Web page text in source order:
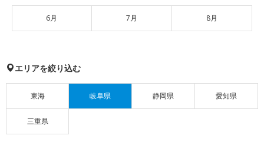
6月 7月 8月
エリアを絞り込む
東海 岐阜県 静岡県 愛知県
三重県